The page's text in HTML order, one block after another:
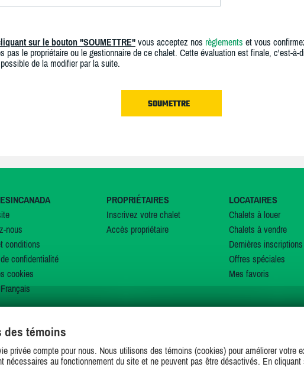
sur le bouton "SOUMETTRE" vous acceptez nos règlements et vous
pas le propriétaire ou le gestionnaire de ce chalet. Cette évaluation est finale, c'est-à-
de la modifier par la suite.
nous
conditions
confidentialité
cookies
Français
PROPRIÉTAIRES
Inscrivez votre chalet
Accès propriétaire
LOCATAIRES
Chalets à louer
Chalets à vendre
Dernières inscriptions
Offres spéciales
Mes favoris
SUIVEZ-NOUS SUR
des témoins
privée compte pour nous. Nous utilisons des témoins (cookies) pour améliorer votre
nécessaires au fonctionnement du site et ne peuvent pas être désactivés. En